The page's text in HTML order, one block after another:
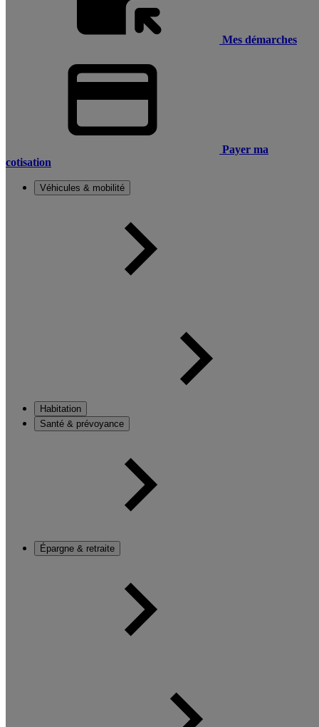
Mes démarches
Payer ma
cotisation
Véhicules & mobilité
Habitation
Santé & prévoyance
Épargne & retraite